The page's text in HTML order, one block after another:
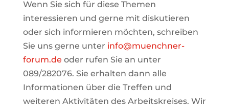
Wenn Sie sich für diese Themen
interessieren und gerne mit diskutieren
oder sich informieren möchten, schreiben
Sie uns gerne unter info@muenchner-
forum.de oder rufen Sie an unter
089/282076. Sie erhalten dann alle
Informationen über die Treffen und
weiteren Aktivitäten des Arbeitskreises. Wir